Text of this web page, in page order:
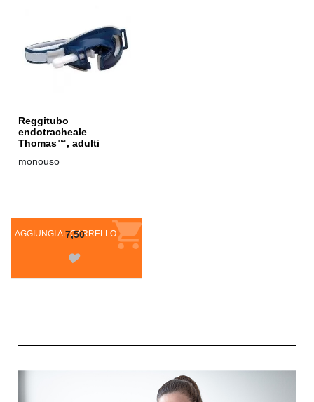
Reggitubo
endotracheale
Thomas™, adulti
monouso
AGGIUNGI AL CARRELLO
7,50